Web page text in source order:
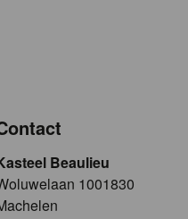
Beaulieu
1001830